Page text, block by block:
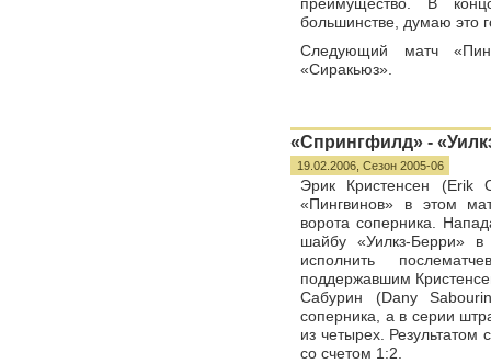
преимущество. В
большинстве, думаю это
Следующий матч
«Сиракьюз».
«Спрингфилд» -
19.02.2006, Сезон 2005-06
Эрик Кристенсен (Erik
«Пингвинов» в этом
ворота соперника.
шайбу «Уилкз-Берри»
исполнить
поддержавшим
Сабурин (Dany
соперника, а в серии
из четырех.
со счетом 1:2.